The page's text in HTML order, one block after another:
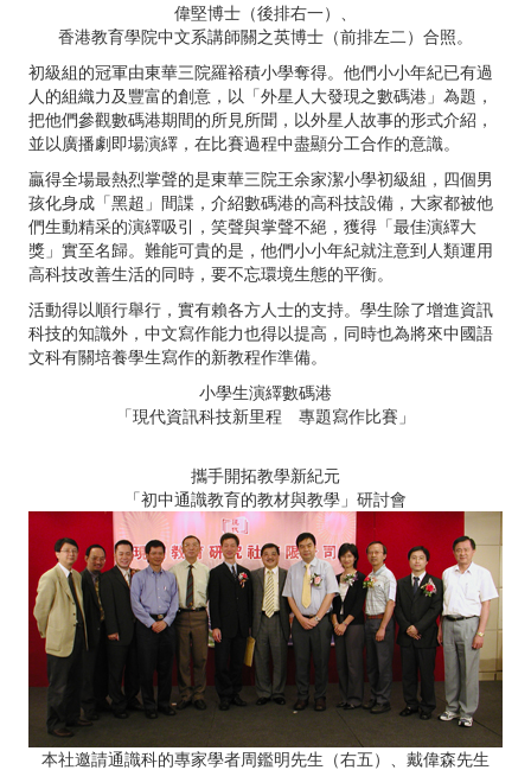
偉堅博士（後排右一）、
香港教育學院中文系講師關之英博士（前排左二）合照。
初級組的冠軍由東華三院羅裕積小學奪得。他們小小年紀已有過
人的組織力及豐富的創意，以「外星人大發現之數碼港」為題，
把他們參觀數碼港期間的所見所聞，以外星人故事的形式介紹，
並以廣播劇即場演繹，在比賽過程中盡顯分工合作的意識。
贏得全場最熱烈掌聲的是東華三院王余家潔小學初級組，四個男
孩化身成「黑超」間諜，介紹數碼港的高科技設備，大家都被他
們生動精采的演繹吸引，笑聲與掌聲不絕，獲得「最佳演繹大
獎」實至名歸。難能可貴的是，他們小小年紀就注意到人類運用
高科技改善生活的同時，要不忘環境生態的平衡。
活動得以順行舉行，實有賴各方人士的支持。學生除了增進資訊
科技的知識外，中文寫作能力也得以提高，同時也為將來中國語
文科有關培養學生寫作的新教程作準備。
小學生演繹數碼港
「現代資訊科技新里程 專題寫作比賽」
攜手開拓教學新紀元
「初中通識教育的教材與教學」研討會
本社邀請通識科的專家學者周鑑明先生（右五）、戴偉森先生